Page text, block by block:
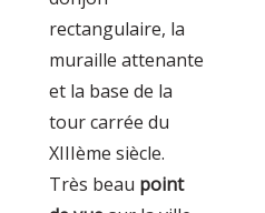
rectangulaire, la
muraille attenante
et la base de la
tour carrée du
XIIIème siècle.
Très beau point